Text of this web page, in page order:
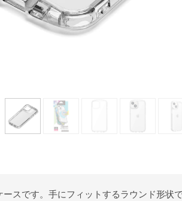
スです。手にフィットするラウンド形状